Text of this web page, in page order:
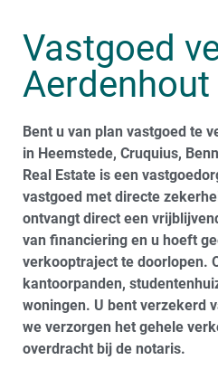
Vastgoed
Aerdenhout
Bent u van plan vastgoed te
in Heemstede, Cruquius,
Real Estate is een
vastgoed met directe
ontvangt direct een
van financiering en u hoeft
verkooptraject te doorlopen.
kantoorpanden,
woningen. U bent verzekerd
we verzorgen het gehele
overdracht bij de notaris.